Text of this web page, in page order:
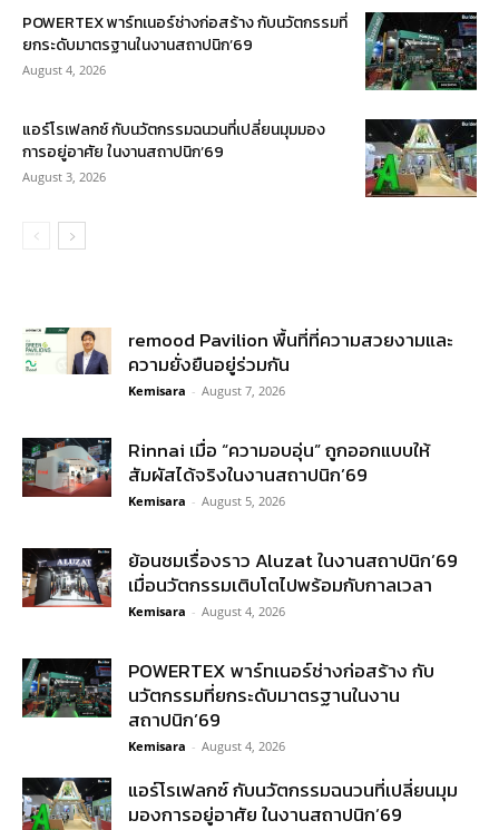
POWERTEX พาร์ทเนอร์ช่างก่อสร้าง กับนวัตกรรมที่
ยกระดับมาตรฐานในงานสถาปนิก’69
August 4, 2026
แอร์โรเฟลกซ์ กับนวัตกรรมฉนวนที่เปลี่ยนมุมมอง
การอยู่อาศัย ในงานสถาปนิก’69
August 3, 2026
remood Pavilion พื้นที่ที่ความสวยงามและ
ความยั่งยืนอยู่ร่วมกัน
Kemisara - August 7, 2026
Rinnai เมื่อ “ความอบอุ่น” ถูกออกแบบให้
สัมผัสได้จริงในงานสถาปนิก’69
Kemisara - August 5, 2026
ย้อนชมเรื่องราว Aluzat ในงานสถาปนิก’69
เมื่อนวัตกรรมเติบโตไปพร้อมกับกาลเวลา
Kemisara - August 4, 2026
POWERTEX พาร์ทเนอร์ช่างก่อสร้าง กับ
นวัตกรรมที่ยกระดับมาตรฐานในงาน
สถาปนิก’69
Kemisara - August 4, 2026
แอร์โรเฟลกซ์ กับนวัตกรรมฉนวนที่เปลี่ยนมุม
มองการอยู่อาศัย ในงานสถาปนิก’69